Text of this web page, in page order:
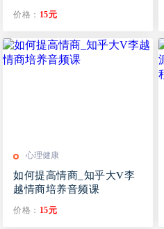
价格： 15元
心理健康
如何提高情商_知乎大V李
越情商培养音频课
价格： 15元